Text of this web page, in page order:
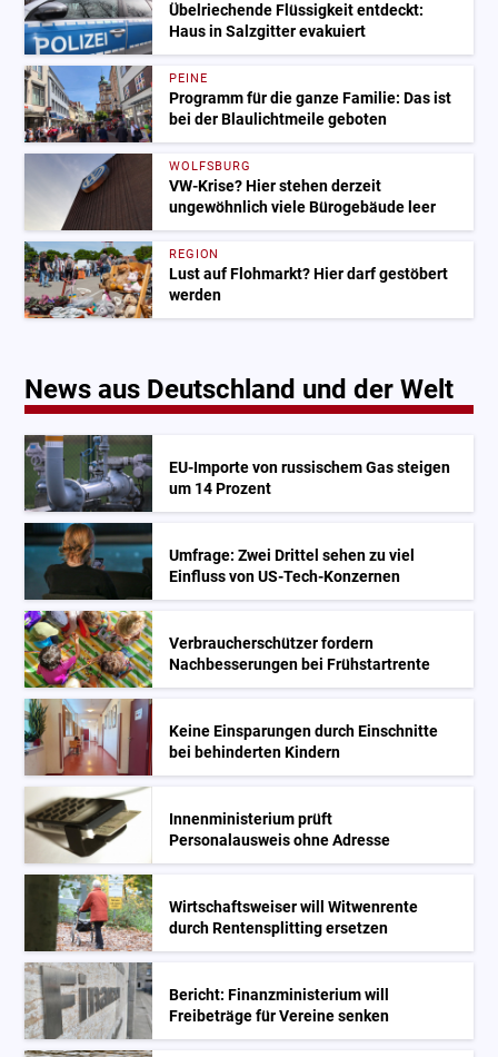
Übelriechende Flüssigkeit entdeckt:
Haus in Salzgitter evakuiert
PEINE
Programm für die ganze Familie: Das ist
bei der Blaulichtmeile geboten
WOLFSBURG
VW-Krise? Hier stehen derzeit
ungewöhnlich viele Bürogebäude leer
REGION
Lust auf Flohmarkt? Hier darf gestöbert
werden
News aus Deutschland und der Welt
EU-Importe von russischem Gas steigen
um 14 Prozent
Umfrage: Zwei Drittel sehen zu viel
Einfluss von US-Tech-Konzernen
Verbraucherschützer fordern
Nachbesserungen bei Frühstartrente
Keine Einsparungen durch Einschnitte
bei behinderten Kindern
Innenministerium prüft
Personalausweis ohne Adresse
Wirtschaftsweiser will Witwenrente
durch Rentensplitting ersetzen
Bericht: Finanzministerium will
Freibeträge für Vereine senken